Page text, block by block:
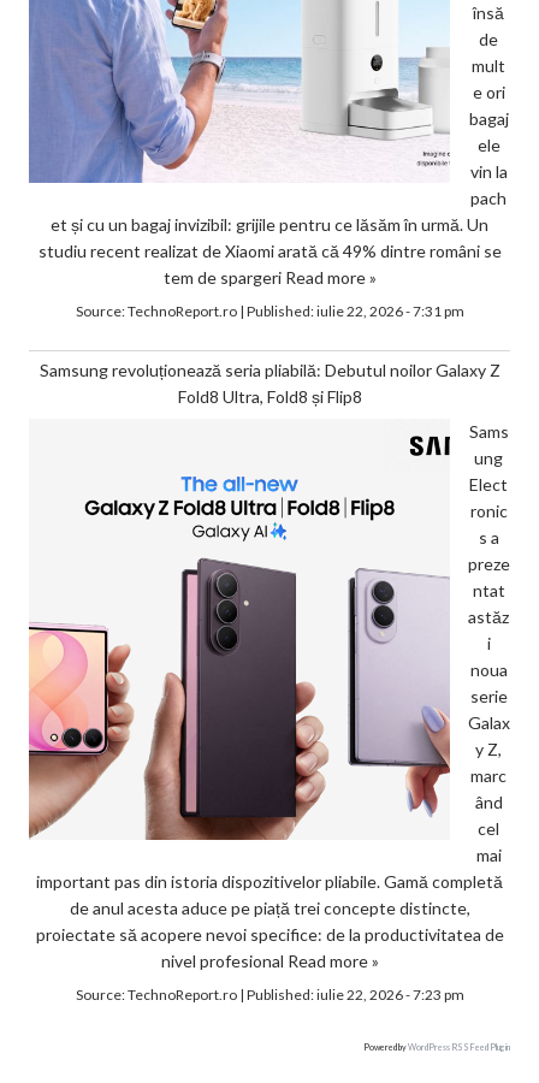
însă
de
mult
e ori
bagaj
ele
vin la
pach
et și cu un bagaj invizibil: grijile pentru ce lăsăm în urmă. Un
studiu recent realizat de Xiaomi arată că 49% dintre români se
tem de spargeri Read more »
Source:TechnoReport.ro| Published:iulie 22, 2026 - 7:31 pm
Samsung revoluționează seria pliabilă: Debutul noilor Galaxy Z
Fold8 Ultra, Fold8 și Flip8
Sams
ung
Elect
ronic
s a
preze
ntat
astăz
i
noua
serie
Galax
y Z,
marc
ând
cel
mai
important pas din istoria dispozitivelor pliabile. Gamă completă
de anul acesta aduce pe piață trei concepte distincte,
proiectate să acopere nevoi specifice: de la productivitatea de
nivel profesional Read more »
Source:TechnoReport.ro| Published:iulie 22, 2026 - 7:23 pm
Powered byWordPress RSS Feed Plugin